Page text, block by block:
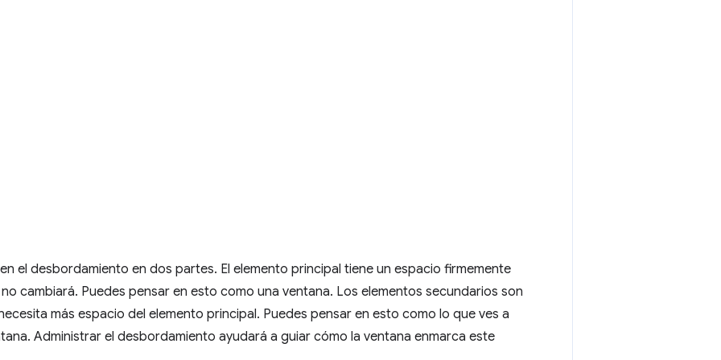
el desbordamiento en dos partes. El elemento principal tiene un espacio firmemente
cambiará. Puedes pensar en esto como una ventana. Los elementos secundarios son
más espacio del elemento principal. Puedes pensar en esto como lo que ves a
Administrar el desbordamiento ayudará a guiar cómo la ventana enmarca este